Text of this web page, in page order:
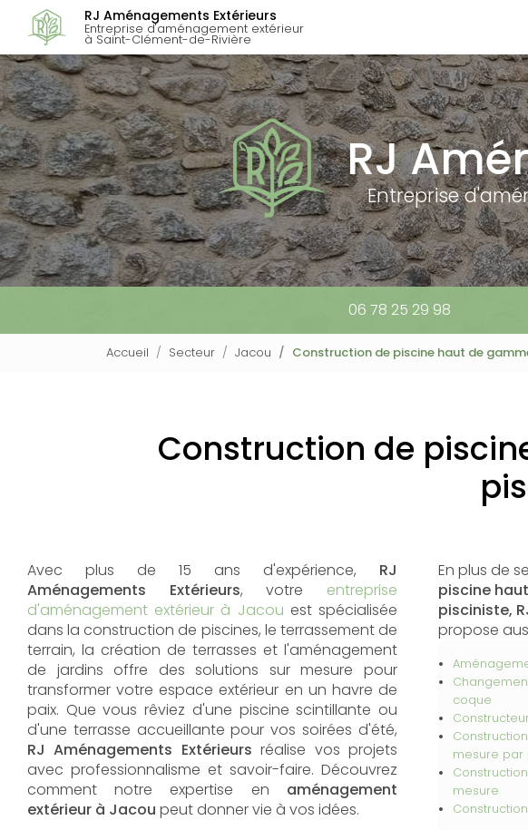
contenu
principal
RJ Aménagements Extérieurs
Entreprise d'aménagement extérieur
à Saint-Clément-de-Rivière
RJ
Entreprise
06 78 25 29 98
Accueil Secteur Jacou Construction de piscine haut de
Construction de
Avec plus de 15 ans d'expérience, RJ
Aménagements Extérieurs, votre entreprise
d'aménagement extérieur à Jacou est spécialisée
dans la construction de piscines, le terrassement de
terrain, la création de terrasses et l'aménagement
de jardins offre des solutions sur mesure pour
transformer votre espace extérieur en un havre de
paix. Que vous rêviez d'une piscine scintillante ou
d'une terrasse accueillante pour vos soirées d'été,
RJ Aménagements Extérieurs réalise vos projets
avec professionnalisme et savoir-faire. Découvrez
comment notre expertise en aménagement
extérieur à Jacou peut donner vie à vos idées.
En plus de
piscine
pisciniste,
propose
coque
mesure par
mesure